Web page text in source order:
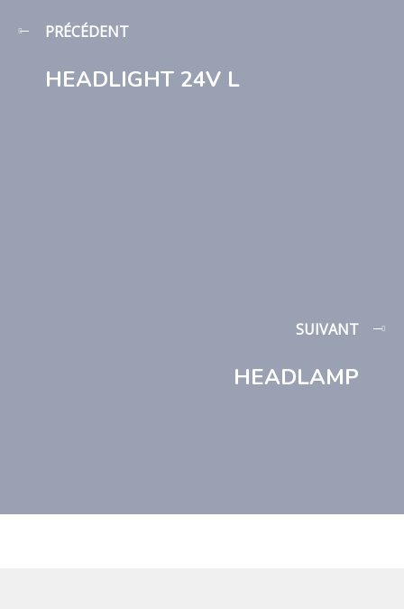
PRÉCÉDENT
HEADLIGHT 24V L
SUIVANT
HEADLAMP